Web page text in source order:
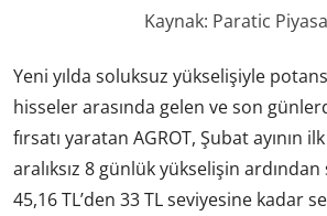
Kaynak: Paratic
Yeni yılda soluksuz yükselişiyle
hisseler arasında gelen ve son
fırsatı yaratan AGROT, Şubat ayının
aralıksız 8 günlük yükselişin
45,16 TL’den 33 TL seviyesine kadar